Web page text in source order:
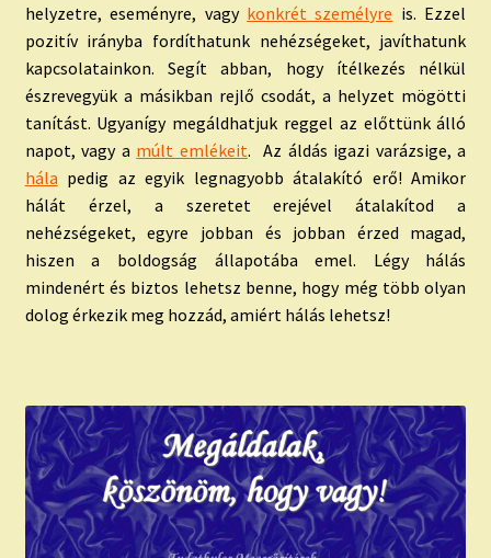
helyzetre, eseményre, vagy konkrét személyre is. Ezzel
pozitív irányba fordíthatunk nehézségeket, javíthatunk
kapcsolatainkon. Segít abban, hogy ítélkezés nélkül
észrevegyük a másikban rejlő csodát, a helyzet mögötti
tanítást. Ugyanígy megáldhatjuk reggel az előttünk álló
napot, vagy a múlt emlékeit. Az áldás igazi varázsige, a
hála pedig az egyik legnagyobb átalakító erő! Amikor
hálát érzel, a szeretet erejével átalakítod a
nehézségeket, egyre jobban és jobban érzed magad,
hiszen a boldogság állapotába emel. Légy hálás
mindenért és biztos lehetsz benne, hogy még több olyan
dolog érkezik meg hozzád, amiért hálás lehetsz!